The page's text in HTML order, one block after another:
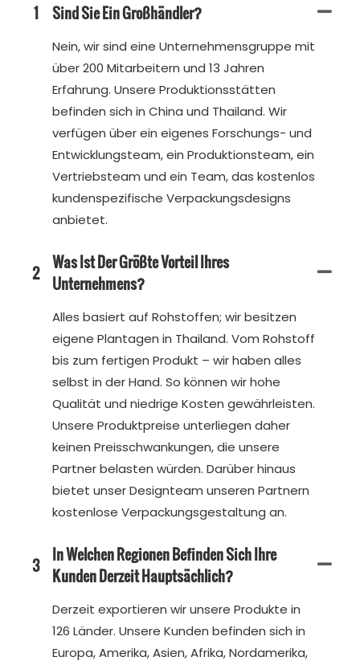
1 Sind Sie Ein Großhändler?
Nein, wir sind eine Unternehmensgruppe mit
über 200 Mitarbeitern und 13 Jahren
Erfahrung. Unsere Produktionsstätten
befinden sich in China und Thailand. Wir
verfügen über ein eigenes Forschungs- und
Entwicklungsteam, ein Produktionsteam, ein
Vertriebsteam und ein Team, das kostenlos
kundenspezifische Verpackungsdesigns
anbietet.
2 Was Ist Der Größte Vorteil Ihres
Unternehmens?
Alles basiert auf Rohstoffen; wir besitzen
eigene Plantagen in Thailand. Vom Rohstoff
bis zum fertigen Produkt – wir haben alles
selbst in der Hand. So können wir hohe
Qualität und niedrige Kosten gewährleisten.
Unsere Produktpreise unterliegen daher
keinen Preisschwankungen, die unsere
Partner belasten würden. Darüber hinaus
bietet unser Designteam unseren Partnern
kostenlose Verpackungsgestaltung an.
3 In Welchen Regionen Befinden Sich Ihre
Kunden Derzeit Hauptsächlich?
Derzeit exportieren wir unsere Produkte in
126 Länder. Unsere Kunden befinden sich in
Europa, Amerika, Asien, Afrika, Nordamerika,